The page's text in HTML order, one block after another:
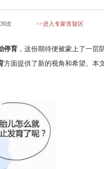
次 >>进入专家答疑区
停育 ，这份期待便被蒙上了一层
方面提供了新的视角和希望。本